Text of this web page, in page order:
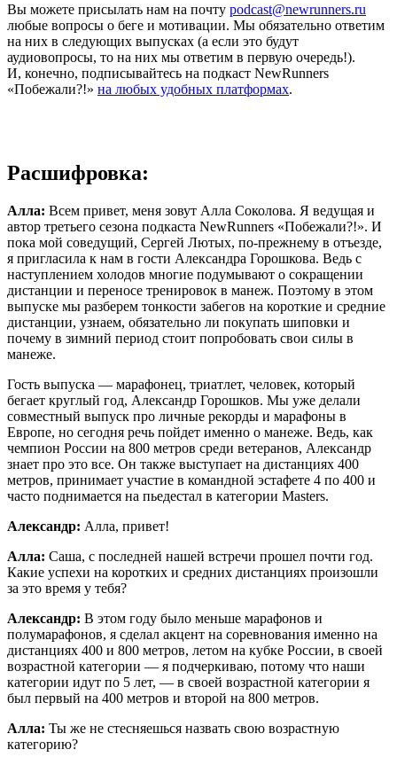
Вы можете присылать нам на почту podcast@newrunners.ru
любые вопросы о беге и мотивации. Мы обязательно ответим
на них в следующих выпусках (а если это будут
аудиовопросы, то на них мы ответим в первую очередь!).
И, конечно, подписывайтесь на подкаст NewRunners
«Побежали?!» на любых удобных платформах.
Расшифровка:
Алла: Всем привет, меня зовут Алла Соколова. Я ведущая и
автор третьего сезона подкаста NewRunners «Побежали?!». И
пока мой соведущий, Сергей Лютых, по-прежнему в отъезде,
я пригласила к нам в гости Александра Горошкова. Ведь с
наступлением холодов многие подумывают о сокращении
дистанции и переносе тренировок в манеж. Поэтому в этом
выпуске мы разберем тонкости забегов на короткие и средние
дистанции, узнаем, обязательно ли покупать шиповки и
почему в зимний период стоит попробовать свои силы в
манеже.
Гость выпуска — марафонец, триатлет, человек, который
бегает круглый год, Александр Горошков. Мы уже делали
совместный выпуск про личные рекорды и марафоны в
Европе, но сегодня речь пойдет именно о манеже. Ведь, как
чемпион России на 800 метров среди ветеранов, Александр
знает про это все. Он также выступает на дистанциях 400
метров, принимает участие в командной эстафете 4 по 400 и
часто поднимается на пьедестал в категории Masters.
Александр: Алла, привет!
Алла: Саша, с последней нашей встречи прошел почти год.
Какие успехи на коротких и средних дистанциях произошли
за это время у тебя?
Александр: В этом году было меньше марафонов и
полумарафонов, я сделал акцент на соревнования именно на
дистанциях 400 и 800 метров, летом на кубке России, в своей
возрастной категории — я подчеркиваю, потому что наши
категории идут по 5 лет, — в своей возрастной категории я
был первый на 400 метров и второй на 800 метров.
Алла: Ты же не стесняешься назвать свою возрастную
категорию?